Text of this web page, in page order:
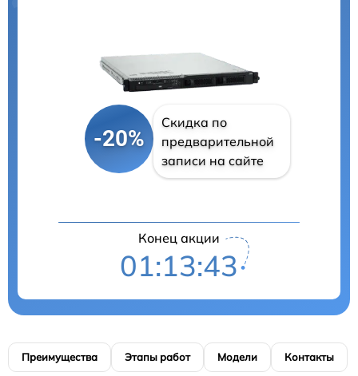
-20%
Скидка по
предварительной
записи на сайте
Конец акции
01:13:42
Преимущества Этапы работ Модели Контакты